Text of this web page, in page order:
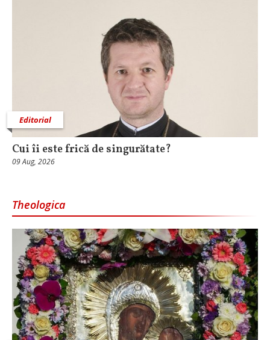
Editorial
Cui îi este frică de singurătate?
09 Aug, 2026
Theologica